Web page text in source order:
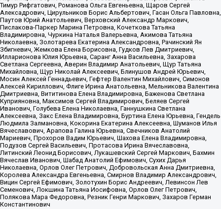
Тимур Рифгатович, Романова Ольга Евгеньевна, Щаров Сергей
Алексадрович, Цирульников Борис Альбертович, Гасан Ольга Павловна,
Паутов Юрий Анатольевич, Верховский Александр Маркович,
Пислакова-Паркер Марина Петровна, Кочеткова Татьяна
Владимировна, Чуркина Наталья Валерьевна, Акимова Татьяна
Николаевна, Золотарева Екатерина Александровна, Рачинский Ян
Збигневич, Жемкова Елена Борисовна, Гудков Лев Дмитриевич,
Илларионова Юлия Юрьевна, Саранг Анна Васильевна, Захарова
Светлана Сергеевна, Аверин Владимир Анатольевич, Щур Татьяна
Михайловна, Щур Николай Алексеевич, Блинушов Андрей Юрьевич,
Мосин Алексей Геннадьевич, Гефтер Валентин Михайлович, Симонов
Алексей Кириллович, Флиге Ирина Анатольевна, Мельникова Валентина
Дмитриевна, Вититинова Елена Владимировна, Баженова Светлана
Куприяновна, Максимов Сергей Владимирович, Беляев Сергей
Иванович, Голубева Елена Николаевна, Ганнушкина Светлана
Алексеевна, Закс Елена Владимировна, Буртина Елена Юрьевна, Гендель
Людмила Залмановна, Кокорина Екатерина Алексеевна, Шуманов Илья
Вячеславович, Арапова Галина Юрьевна, Свечников Анатолий
Мариевич, Прохоров Вадим Юрьевич, Шахова Елена Владимировна,
Подузов Сергей Васильевич, Протасова Ирина Вячеславовна,
Литинский Леонид Борисович, Лукашевский Сергей Маркович, Бахмин
Вячеслав Иванович, Шабад Анатолий Ефимович, Сухих Дарья
Николаевна, Орлов Олег Петрович, Добровольская Анна Дмитриевна,
Королева Александра Евгеньевна, Смирнов Владимир Александрович,
Вицин Сергей Ефимович, Золотухин Борис Андреевич, Левинсон Лев
Семенович, Локшина Татьяна Иосифовна, Орлов Олег Петрович,
Полякова Мара Федоровна, Резник Генри Маркович, Захаров Герман
Константинович